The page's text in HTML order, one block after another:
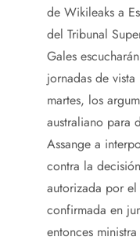
de Wikileaks a
del Tribunal
Gales
jornadas de
martes, los
australiano para
Assange a
contra la
autorizada por
confirmada en
entonces